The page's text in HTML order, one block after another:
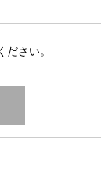
ださい。